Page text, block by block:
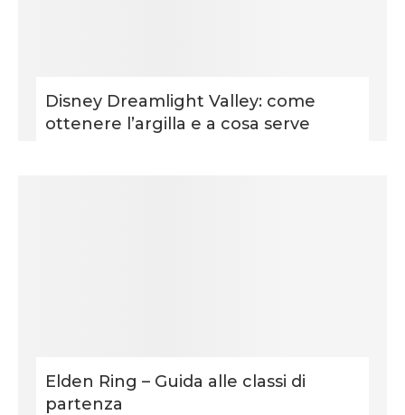
Disney Dreamlight Valley: come
ottenere l’argilla e a cosa serve
Elden Ring – Guida alle classi di
partenza